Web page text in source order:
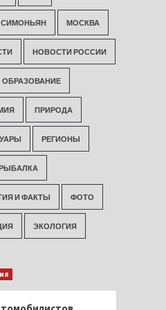
СИМОНЬЯН МОСКВА
НОВОСТИ РОССИИ
ОБРАЗОВАНИЕ
ПРИРОДА
РЕГИОНЫ
И ФАКТЫ ФОТО
ЭКОЛОГИЯ